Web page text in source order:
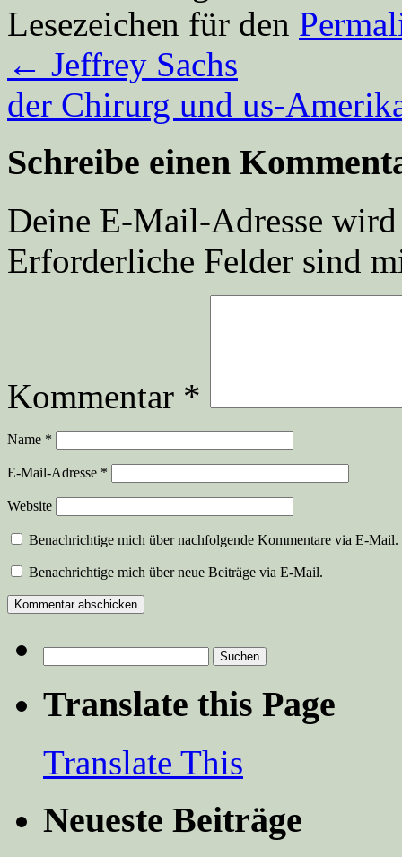
Lesezeichen für den
← Jeffrey Sachs
der Chirurg und us-
Schreibe einen
Deine E-Mail-Adresse
Erforderliche Felder sind
Kommentar *
Name *
E-Mail-Adresse *
Website
Benachrichtige mich über nachfolgende Kommentare via E-Mail.
Benachrichtige mich über neue Beiträge via E-Mail.
nach:
Translate this Page
Translate This
Neueste Beiträge